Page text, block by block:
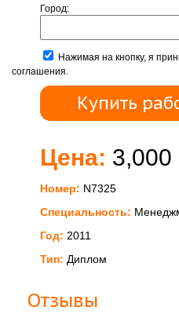
Город:
Нажимая на кнопку, я
соглашения.
Цена: 3,000
Номер: N7325
Специальность:
Год: 2011
Тип: Диплом
Отзывы